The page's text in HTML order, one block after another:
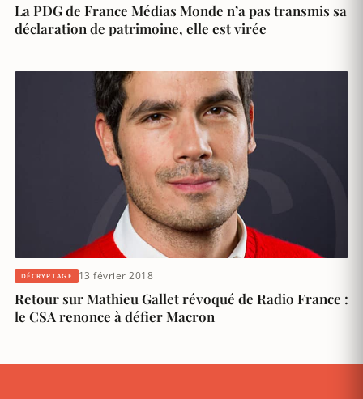
La PDG de France Médias Monde n’a pas transmis sa
déclaration de patrimoine, elle est virée
DÉCRYPTAGE 13 février 2018
Retour sur Mathieu Gallet révoqué de Radio France :
le CSA renonce à défier Macron